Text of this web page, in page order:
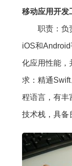
移动应用开发
职责：负
iOS和
化应用性能，
求：精通
程语言，有丰
技术栈，具备